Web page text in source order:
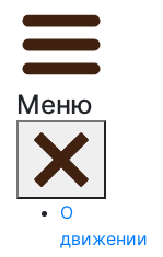
Меню
О
движении